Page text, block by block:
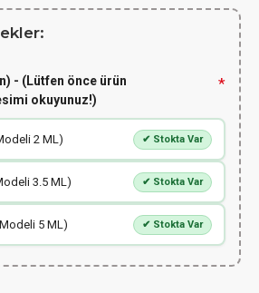
- (Lütfen önce ürün
okuyunuz!)
2 ML) ✔ Stokta Var
3.5 ML) ✔ Stokta Var
5 ML) ✔ Stokta Var